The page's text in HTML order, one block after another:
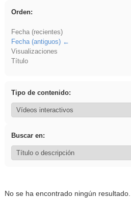
Orden:
Fecha (recientes)
Fecha (antiguos)
Visualizaciones
Título
Tipo de contenido:
Buscar en:
No se ha encontrado ningún resultado.